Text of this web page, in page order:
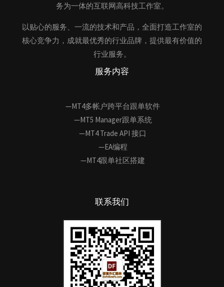
务为一体的互联网高科技工作室。
以贴心的服务、一流的技术和产品，全面打造工作室的
核心竞争力，成就最优秀的行业品牌，提供最有价值的
行业服务。
服务内容
—MT4多帐户跨平台跟单软件
—MT5 Manager跟单系统
—MT4 Trade API 接口
—EA编程
—MT4跟单社区搭建
联系我们